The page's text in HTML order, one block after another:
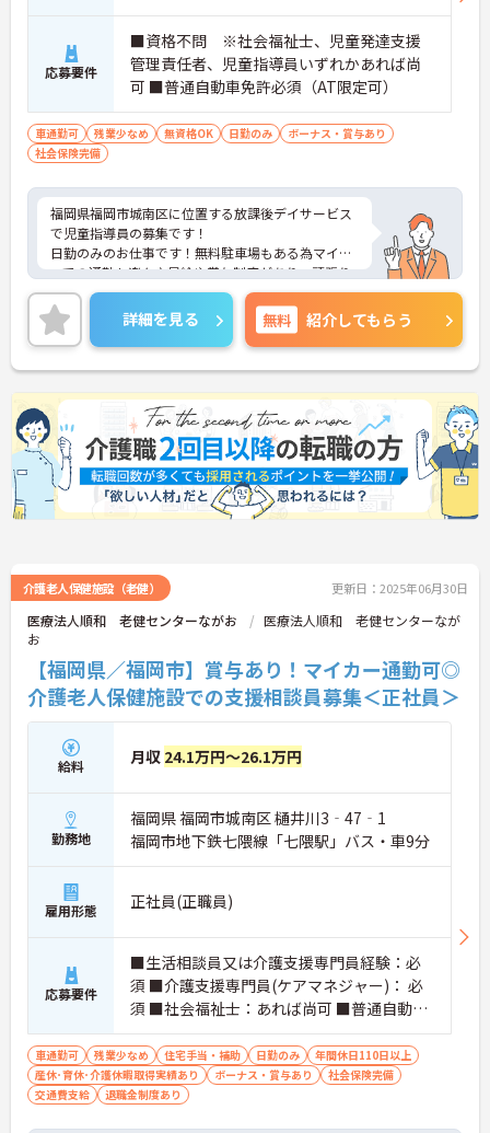
応募要件
■資格不問 ※社会福祉士、児童発達支援
管理責任者、児童指導員いずれかあれば尚
可 ■普通自動車免許必須（AT限定可）
車通勤可 残業少なめ 無資格OK 日勤のみ
ボーナス・賞与あり
社会保険完備
福岡県福岡市城南区に位置する放課後デイサービス
で児童指導員の募集です！
日勤のみのお仕事です！無料駐車場もある為マイカ
ーでの通勤も楽々♪昇給や賞与制度があり、頑張り
が評価されてしっかりと還元されます。丁寧な研修
とフォロー体制で、ご自身のスキルアップもできま
す！しっかりとしたフォロー体制で、経験に関わら
ず安心してスタートできます。
こちらの求人にご興味がございましたら面接のポイ
ントもお伝えしますので是非ご応募お待ちしており
ます。
詳細を見る 無料 紹介してもらう
介護老人保健施設（老健） 更新日：2025年06月30日
医療法人順和 老健センターながお
医療法人順和 老健センターなが
お
【福岡県／福岡市】賞与あり！マイカー通勤可◎
介護老人保健施設での支援相談員募集＜正社員＞
給料 月収 24.1万円～26.1万円
勤務地
福岡県 福岡市城南区 樋井川3‐47‐1
福岡市地下鉄七隈線「七隈駅」バス・車9分
雇用形態 正社員(正職員)
応募要件
■生活相談員又は介護支援専門員経験：必
須 ■介護支援専門員(ケアマネジャー)： 必
須 ■社会福祉士：あれば尚可 ■普通自動車
運転免許：必須
車通勤可 残業少なめ 住宅手当・補助 日勤のみ
年間休日110日以上
産休･育休･介護休暇取得実績あり
ボーナス・賞与あり
社会保険完備
交通費支給
退職金制度あり